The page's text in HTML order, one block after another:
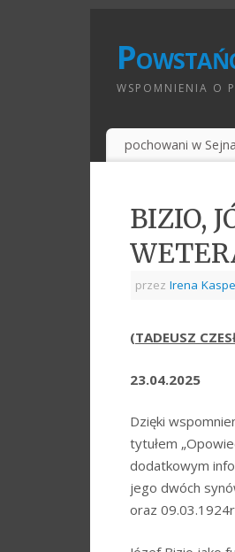
WSPOMNIENIA O
pochowani w
BIZIO,
przez Irena
(TADEUSZ
23.04.2025
Dzięki
tytułem
dodatkowym
jego dwóch
oraz